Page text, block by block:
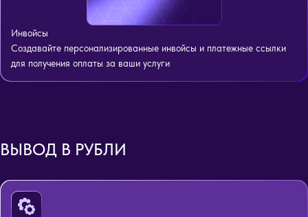
Инвойсы
Создавайте персонализированные инвойсы и платежные ссылки
для получения оплаты за ваши услуги
ВЫВОД В РУБЛИ